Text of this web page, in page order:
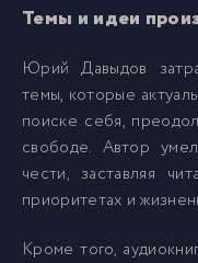
Golovnin_018
19 Golovnin_019
20 Golovnin_020
Темы и идеи
Юрий Давыдов
темы, которые
поиске себя,
свободе. Автор
чести, заставляя
приоритетах и
Кроме того,